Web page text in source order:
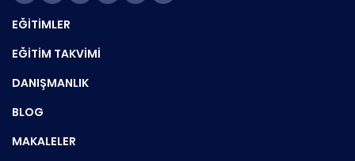
EĞİTİMLER
EĞİTİM TAKVİMİ
DANIŞMANLIK
BLOG
MAKALELER